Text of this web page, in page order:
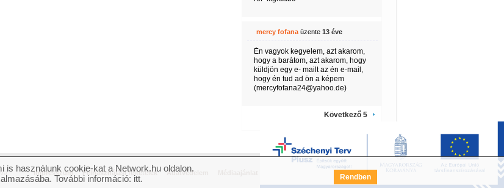
mercy fofanaüzente 13 éve
Én vagyok kegyelem, azt akarom,
hogy a barátom, azt akarom, hogy
küldjön egy e- mailt az én e-mail,
hogy én tud ad ön a képem
(mercyfofana24@yahoo.de)
Következő 5
Impresszum Felhasználási feltételek Adatvédelem Széchenyi Terv Pályázat FAQ
is használunk cookie-kat a Network.hu oldalon.
További információ: itt. Rendben